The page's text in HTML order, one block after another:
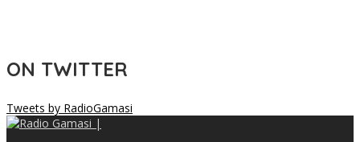
ON TWITTER
Tweets by RadioGamasi